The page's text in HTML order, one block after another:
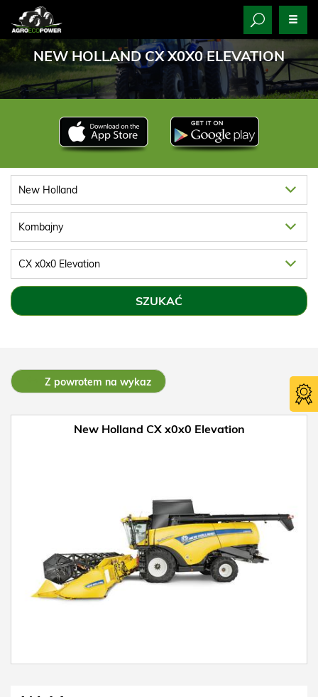
NEW HOLLAND CX X0X0 ELEVATION
Z powrotem na wykaz
New Holland CX x0x0 Elevation